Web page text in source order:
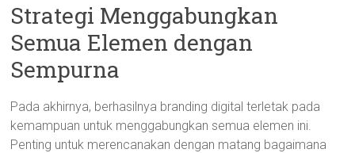
Strategi Menggabungkan
Semua Elemen dengan
Sempurna
Pada akhirnya, berhasilnya branding digital terletak pada
kemampuan untuk menggabungkan semua elemen ini.
Penting untuk merencanakan dengan matang bagaimana